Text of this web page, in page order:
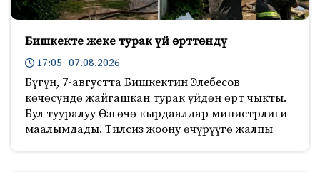
Бишкекте жеке турак үй өрттөндү
17:05 07.08.2026
Бүгүн, 7-августта Бишкектин Элебесов
көчөсүндө жайгашкан турак үйдөн өрт чыкты.
Бул тууралуу Өзгөчө кырдаалдар министрлиги
маалымдады. Тилсиз жоону өчүрүүгө жалпы